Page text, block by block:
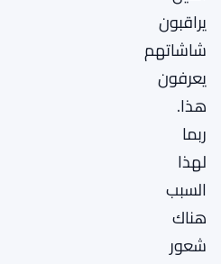
يراقبون
شاشاتهم
يعرفون
هذا.
ربما
لهذا
السبب
هناك
شعور